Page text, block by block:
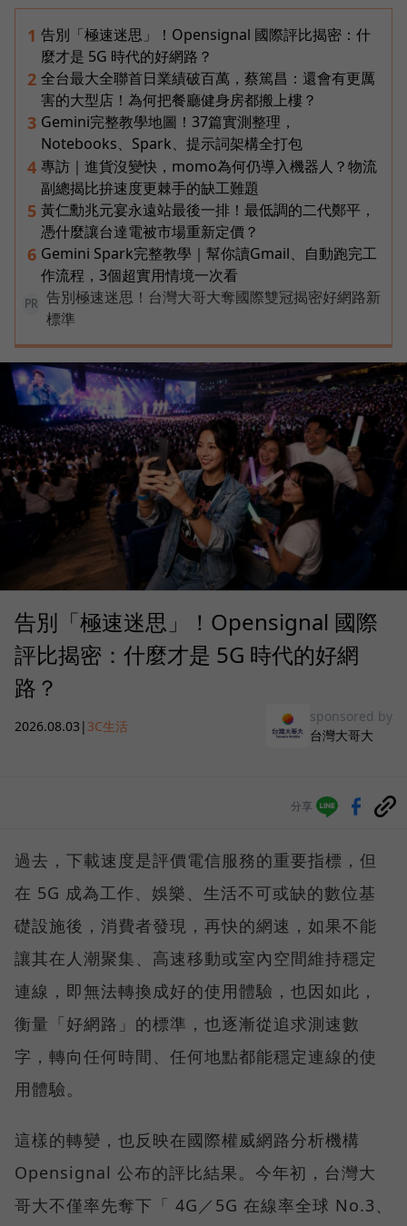
1 告別「極速迷思」！Opensignal 國際評比揭密：什
麼才是 5G 時代的好網路？
2 全台最大全聯首日業績破百萬，蔡篤昌：還會有更厲
害的大型店！為何把餐廳健身房都搬上樓？
3 Gemini完整教學地圖！37篇實測整理，
Notebooks、Spark、提示詞架構全打包
4 專訪｜進貨沒變快，momo為何仍導入機器人？物流
副總揭比拚速度更棘手的缺工難題
5 黃仁勳兆元宴永遠站最後一排！最低調的二代鄭平，
憑什麼讓台達電被市場重新定價？
6 Gemini Spark完整教學｜幫你讀Gmail、自動跑完工
作流程，3個超實用情境一次看
PR
告別極速迷思！台灣大哥大奪國際雙冠揭密好網路新
標準
告別「極速迷思」！Opensignal 國際
評比揭密：什麼才是 5G 時代的好網
路？
2026.08.03 | 3C生活
sponsored by
台灣大哥大
分享
過去，下載速度是評價電信服務的重要指標，但
在 5G 成為工作、娛樂、生活不可或缺的數位基
礎設施後，消費者發現，再快的網速，如果不能
讓其在人潮聚集、高速移動或室內空間維持穩定
連線，即無法轉換成好的使用體驗，也因如此，
衡量「好網路」的標準，也逐漸從追求測速數
字，轉向任何時間、任何地點都能穩定連線的使
用體驗。
這樣的轉變，也反映在國際權威網路分析機構
Opensignal 公布的評比結果。今年初，台灣大
哥大不僅率先奪下「 4G／5G 在線率全球 No.3、